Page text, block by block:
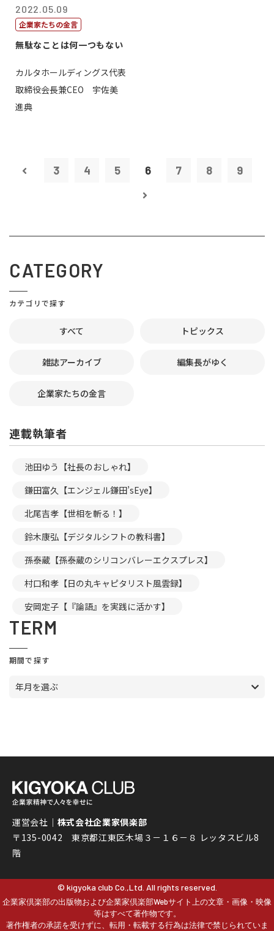
2022.05.09
企業家たちの金言
無駄なことは何一つもない
カルタホールディングス代表
取締役会長兼CEO 宇佐美
進典
3 4 5 6 7 8 9
CATEGORY
カテゴリで探す
すべて トピックス
雑誌アーカイブ 編集長がゆく
企業家たちの金言
連載執筆者
池田ゆう【社長のおしゃれ】
鎌田富久【エンジェル鎌田’sEye】
北尾吉孝【世相を斬る！】
鈴木康弘【デジタルシフトの教科書】
孫泰蔵【孫泰蔵のシリコンバレーエクスプレス】
村口和孝【日の丸キャピタリスト風雲録】
安岡定子【『論語』を実践に活かす】
TERM
期間で探す
年月を選ぶ
運営会社｜ 株式会社企業家倶楽部
〒135-0042 東京都江東区木場３－１６－８ レッタスビル8
階
© kigyoka club Co.,Ltd. All rights reserved.
企業家倶楽部の出版物および企業家倶楽部Webサイト上の文章・画像・映像
等はすべて著作物です。
著作権者の承諾を受けずに、転用・転載する行為は法律で禁じられていま